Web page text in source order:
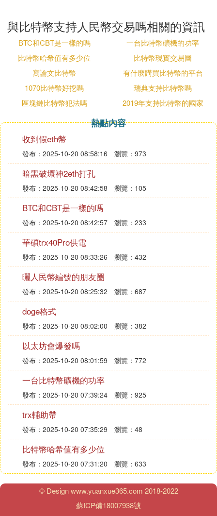
關系和投資者的共識。
在金融市場中，比特幣經常與美元(USD)形成交易對
(如BTCUSD)，即用美元來計價和交易比特幣。但這
並不意味著比特幣的本質是美元，而是表示在交易過
程中，美元常被用作一種計價和結算工具。
同時，比特幣也可以用人民幣等法定貨幣進行交易。
投資者可以通過各大加密貨幣交易平台，使用人民幣
貨幣之間的兌換服務，使得投資者可以根據自己的需
求和所在地區的貨幣體系，選擇合適的交易方式。
因此比特幣的價值並不固定於某一種貨幣，而是隨著
市場波動而不斷變化。投資者在進行比特幣交易時，
應充分了解相關風險，並根據自身的風險承受能力和
投資目標謹慎決策。
比特幣兌換人民幣平台有哪些？
根據當前市場信息來看，比特幣兌換人民幣平台主要
有Binance、OKX、Huobi、Coinbase Pro、Gate.i
o、Bitget、MEXC、Kraken、BitMEX、Bitfinex等，
但除了交易所之外，還有一種常見的方式是通過比特
幣ATM機將比特幣兌換成人民幣。下文是熱門交易所
的具體介紹：
1、Binance
幣安-Binance交易所(點擊注冊)是全球加密貨幣交易
量最大的平台之一，致力於提供安全、公平、開放、
高效的區塊鏈數字資產交易環境。擁有多個司法管轄
區的牌照、注冊和批准，向全球提供廣泛的數字貨幣
交易、幣種信息、區塊鏈資產發行、區塊鏈項目孵
化、區塊鏈公益慈善等服務。
2、OKX
OKX歐易(點此注冊)是全球著名的數字資產交易平台
之一，主要面向全球用戶提供比特幣、
幣等數字資產的幣幣和衍生品交易服務，其豐富的數
字資產種類、全球化的交易服務以及多種交易方式使
其在市場上具備較強的競爭力，作為2017年就成立的
老牌交易所在幣圈佔有不可撼動的地位。
3、Huobi
火幣交易所(點擊注冊)原英文名Huobi現已更名為HT
邊天，一度榮登全球交易量最大的加密貨幣交易平
台，當時火幣公司近200名成員具有長期的互聯網和
與比特幣支持人民幣交易嗎相關的資訊
BTC和CBT是一樣的嗎
一台比特幣礦機的功率
比特幣哈希值有多少位
比特幣現實交易圖
寫論文比特幣
有什麼購買比特幣的平台
1070比特幣好挖嗎
瑞典支持比特幣嗎
區塊鏈比特幣犯法嗎
2019年支持比特幣的國家
熱點內容
收到假eth幣
發布：2025-10-20 08:58:16 瀏覽：973
暗黑破壞神2eth打孔
發布：2025-10-20 08:42:58 瀏覽：105
BTC和CBT是一樣的嗎
發布：2025-10-20 08:42:57 瀏覽：233
華碩trx40Pro供電
發布：2025-10-20 08:33:26 瀏覽：432
曬人民幣編號的朋友圈
發布：2025-10-20 08:25:32 瀏覽：687
doge格式
發布：2025-10-20 08:02:00 瀏覽：382
以太坊會爆發嗎
發布：2025-10-20 08:01:59 瀏覽：772
一台比特幣礦機的功率
發布：2025-10-20 07:39:24 瀏覽：925
trx輔助帶
發布：2025-10-20 07:35:29 瀏覽：48
比特幣哈希值有多少位
發布：2025-10-20 07:31:20 瀏覽：633
© Design www.yuanxue365.com 2018-2022
蘇ICP備18007938號